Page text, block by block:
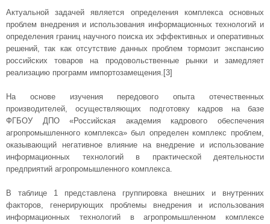
Актуальной задачей является определения комплекса основных
проблем внедрения и использования информационных технологий и
определения границ научного поиска их эффективных и оперативных
решений, так как отсутствие данных проблем тормозит экспансию
российских товаров на продовольственные рынки и замедляет
реализацию программ импортозамещения.[3]
На основе изучения передового опыта отечественных
производителей, осуществляющих подготовку кадров на базе
ФГБОУ ДПО «Российская академия кадрового обеспечения
агропромышленного комплекса» был определен комплекс проблем,
оказывающий негативное влияние на внедрение и использование
информационных технологий в практической деятельности
предприятий агропромышленного комплекса.
В таблице 1 представлена группировка внешних и внутренних
факторов, генерирующих проблемы внедрения и использования
информационных технологий в агропромышленном комплексе